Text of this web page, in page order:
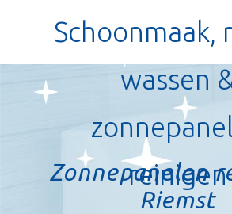
Schoonmaak,
wassen
reinigen
Zonnepanelen
Riemst